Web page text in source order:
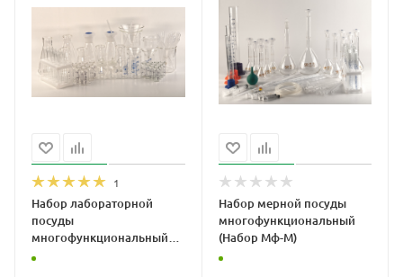
1
Набор лабораторной
посуды
многофункциональный
(Набор Мф-Л)
Набор мерной посуды
многофункциональный
(Набор Мф-М)